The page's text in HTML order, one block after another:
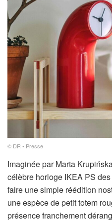
© DR • Presse
Imaginée par Marta
célèbre horloge IKEA PS
faire une simple réédition
une espèce de petit totem
présence franchement